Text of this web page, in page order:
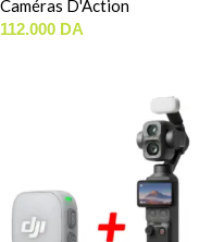
Caméras D'Action
112.000 DA